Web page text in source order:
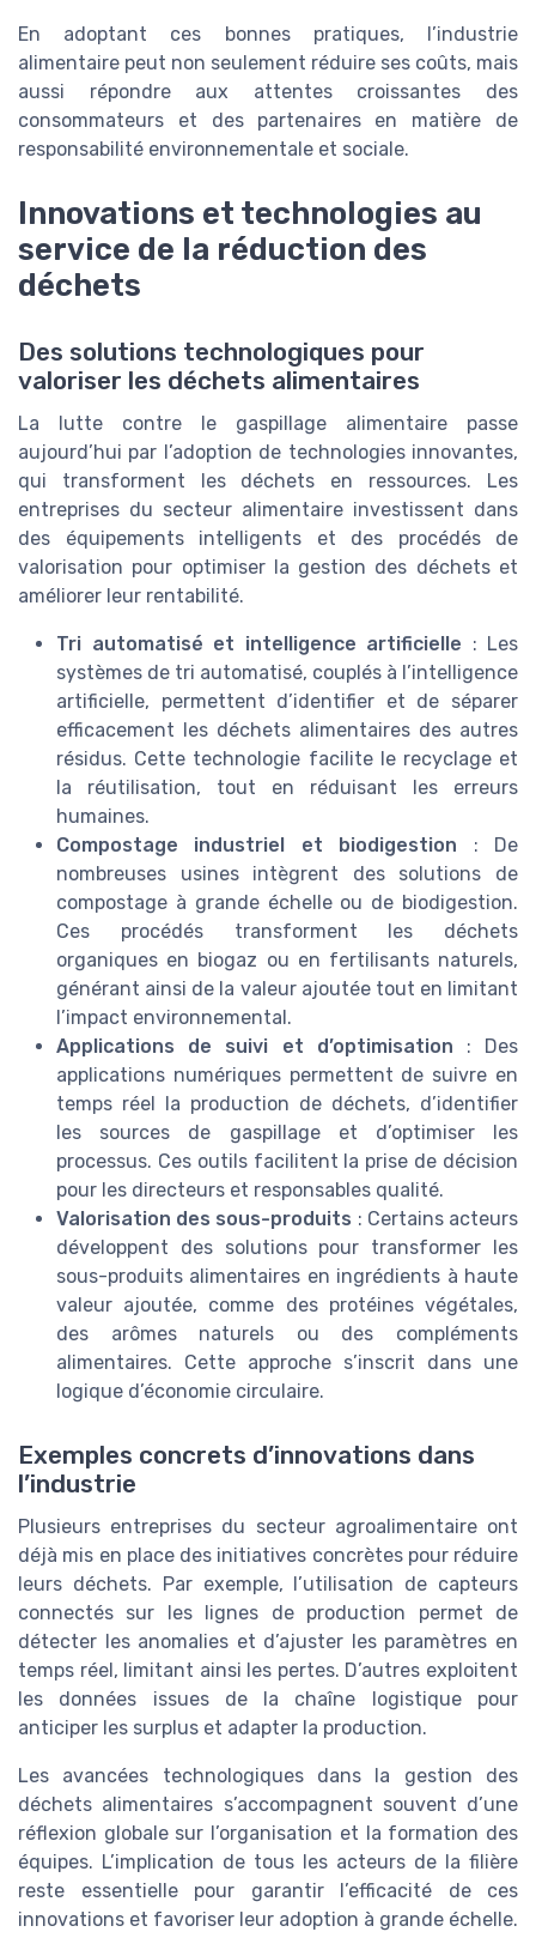
En adoptant ces bonnes pratiques, l’industrie
alimentaire peut non seulement réduire ses coûts, mais
aussi répondre aux attentes croissantes des
consommateurs et des partenaires en matière de
responsabilité environnementale et sociale.
Innovations et technologies au
service de la réduction des
déchets
Des solutions technologiques pour
valoriser les déchets alimentaires
La lutte contre le gaspillage alimentaire passe
aujourd’hui par l’adoption de technologies innovantes,
qui transforment les déchets en ressources. Les
entreprises du secteur alimentaire investissent dans
des équipements intelligents et des procédés de
valorisation pour optimiser la gestion des déchets et
améliorer leur rentabilité.
Tri automatisé et intelligence artificielle : Les
systèmes de tri automatisé, couplés à l’intelligence
artificielle, permettent d’identifier et de séparer
efficacement les déchets alimentaires des autres
résidus. Cette technologie facilite le recyclage et
la réutilisation, tout en réduisant les erreurs
humaines.
Compostage industriel et biodigestion : De
nombreuses usines intègrent des solutions de
compostage à grande échelle ou de biodigestion.
Ces procédés transforment les déchets
organiques en biogaz ou en fertilisants naturels,
générant ainsi de la valeur ajoutée tout en limitant
l’impact environnemental.
Applications de suivi et d’optimisation : Des
applications numériques permettent de suivre en
temps réel la production de déchets, d’identifier
les sources de gaspillage et d’optimiser les
processus. Ces outils facilitent la prise de décision
pour les directeurs et responsables qualité.
Valorisation des sous-produits : Certains acteurs
développent des solutions pour transformer les
sous-produits alimentaires en ingrédients à haute
valeur ajoutée, comme des protéines végétales,
des arômes naturels ou des compléments
alimentaires. Cette approche s’inscrit dans une
logique d’économie circulaire.
Exemples concrets d’innovations dans
l’industrie
Plusieurs entreprises du secteur agroalimentaire ont
déjà mis en place des initiatives concrètes pour réduire
leurs déchets. Par exemple, l’utilisation de capteurs
connectés sur les lignes de production permet de
détecter les anomalies et d’ajuster les paramètres en
temps réel, limitant ainsi les pertes. D’autres exploitent
les données issues de la chaîne logistique pour
anticiper les surplus et adapter la production.
Les avancées technologiques dans la gestion des
déchets alimentaires s’accompagnent souvent d’une
réflexion globale sur l’organisation et la formation des
équipes. L’implication de tous les acteurs de la filière
reste essentielle pour garantir l’efficacité de ces
innovations et favoriser leur adoption à grande échelle.